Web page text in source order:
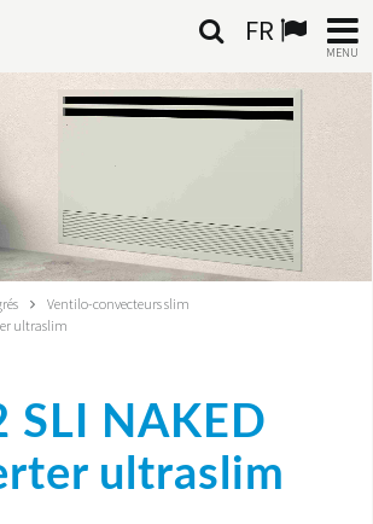
FR
MENU
Ventilo-convecteurs slim
ultraslim
SLI NAKED
ultraslim